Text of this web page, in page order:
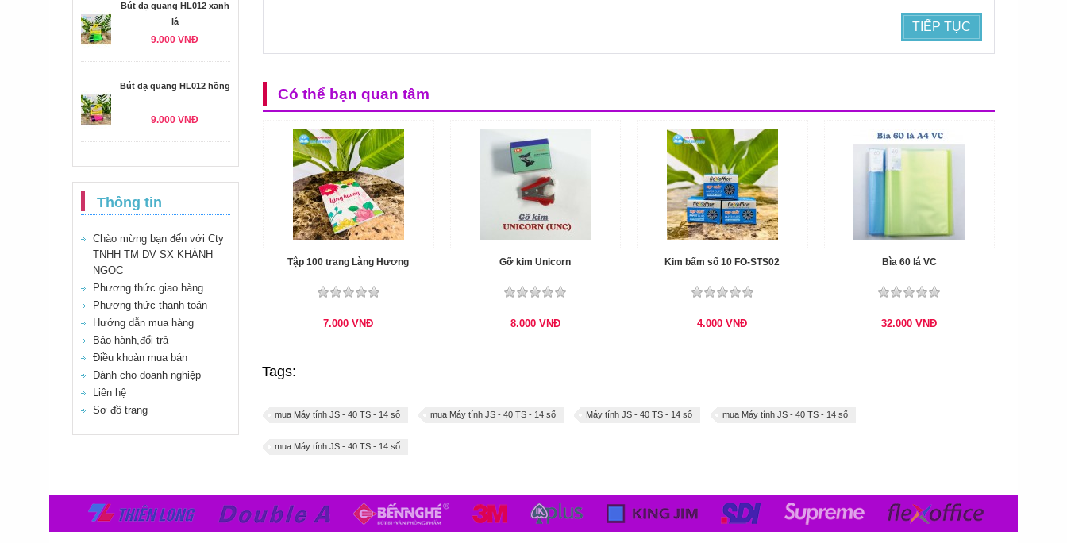
Bút dạ quang HL012 xanh
lá
9.000 VNĐ
Bút dạ quang HL012 hồng
9.000 VNĐ
Thông tin
Chào mừng bạn đến với Cty
TNHH TM DV SX KHÁNH
NGỌC
Phương thức giao hàng
Phương thức thanh toán
Hướng dẫn mua hàng
Bảo hành,đổi trả
Điều khoản mua bán
Dành cho doanh nghiệp
Liên hệ
Sơ đồ trang
TIẾP TỤC
Có thể bạn quan tâm
Tập 100 trang Làng Hương
7.000VNĐ
Gỡ kim Unicorn
8.000 VNĐ
Kim bấm số 10 FO-STS02
4.000VNĐ
Bìa 60 lá VC
32.000VNĐ
Tags:
mua Máy tính JS - 40 TS - 14 số mua Máy tính JS - 40 TS - 14 số Máy tính JS - 40 TS - 14 số mua Máy tính JS - 40 TS - 14 số
mua Máy tính JS - 40 TS - 14 số